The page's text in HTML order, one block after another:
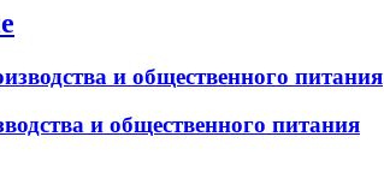
и общественного питания
и общественного питания